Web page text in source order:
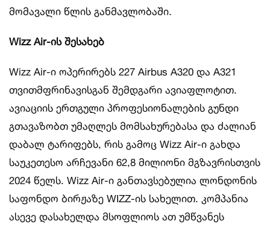
მომავალი წლის განმავლობაში.
Wizz Air-ის შესახებ
Wizz Air-ი ოპერირებს 227 Airbus A320 და A321
თვითმფრინავისგან შემდგარი ავიაფლოტით.
ავიაციის ერთგული პროფესიონალების გუნდი
გთავაზობთ უმაღლეს მომსახურებასა და ძალიან
დაბალ ტარიფებს, რის გამოც Wizz Air-ი გახდა
საუკეთესო არჩევანი 62,8 მილიონი მგზავრისთვის
2024 წელს. Wizz Air-ი განთავსებულია ლონდონის
საფონდო ბირჟაზე WIZZ-ის სახელით. კომპანია
ასევე დასახელდა მსოფლიოს ათ უმწვანეს